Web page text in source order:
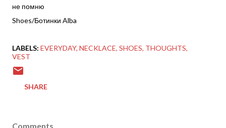
не помню
Shoes/Ботинки Alba
LABELS: EVERYDAY NECKLACE SHOES THOUGHTS
VEST
SHARE
Comments